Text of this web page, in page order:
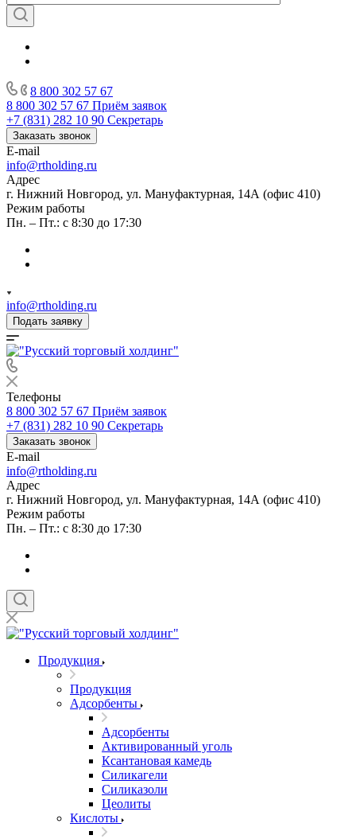
8 800 302 57 67
8 800 302 57 67 Приём заявок
+7 (831) 282 10 90 Секретарь
Заказать звонок
E-mail
info@rtholding.ru
Адрес
г. Нижний Новгород, ул. Мануфактурная, 14А (офис 410)
Режим работы
Пн. – Пт.: с 8:30 до 17:30
info@rtholding.ru
Подать заявку
Телефоны
8 800 302 57 67 Приём заявок
+7 (831) 282 10 90 Секретарь
Заказать звонок
E-mail
info@rtholding.ru
Адрес
г. Нижний Новгород, ул. Мануфактурная, 14А (офис 410)
Режим работы
Пн. – Пт.: с 8:30 до 17:30
Продукция
Продукция
Адсорбенты
Адсорбенты
Активированный уголь
Ксантановая камедь
Силикагели
Силиказоли
Цеолиты
Кислоты